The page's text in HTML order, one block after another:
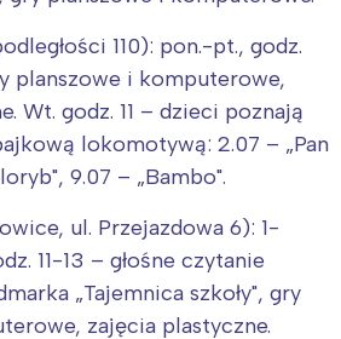
110): pon.-pt., godz.
planszowe i komputerowe,
Wt. godz. 11 – dzieci poznają
lokomotywą: 2.07 – „Pan
9.07 – „Bambo".
ul. Przejazdowa 6): 1-
11-13 – głośne czytanie
„Tajemnica szkoły", gry
zajęcia plastyczne.